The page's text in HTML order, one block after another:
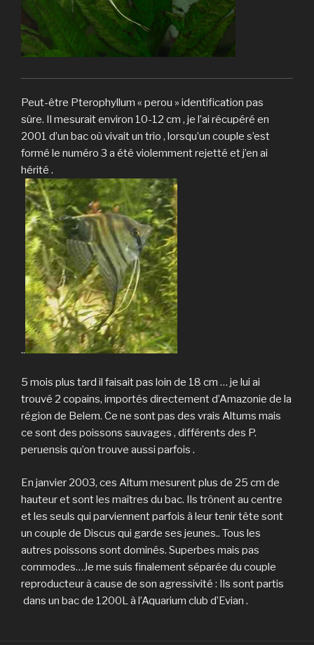
Peut-être Pterophyllum « perou » identification pas
sûre. Il mesurait environ 10-12 cm , je l’ai récupéré en
2001 d’un bac où vivait un trio , lorsqu’un couple s’est
formé le numéro 3 a été violemment rejetté et j’en ai
hérité .
..
5 mois plus tard il faisait pas loin de 18 cm … je lui ai
trouvé 2 copains, importés directement d’Amazonie de la
région de Belem. Ce ne sont pas des vrais Altums mais
ce sont des poissons sauvages , différents des P.
peruensis qu’on trouve aussi parfois .
En janvier 2003, ces Altum mesurent plus de 25 cm de
hauteur et sont les maîtres du bac. Ils trônent au centre
et les seuls qui parviennent parfois à leur tenir tête sont
un couple de Discus qui garde ses jeunes.. Tous les
autres poissons sont dominés. Superbes mais pas
commodes…Je me suis finalement séparée du couple
reproducteur à cause de son agressivité : Ils sont partis
dans un bac de 1200L à l’Aquarium club d’Evian .